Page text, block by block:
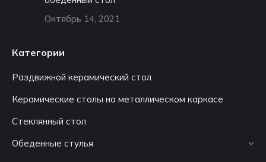
Октябрь 14, 2021
Категории
Раздвижной керамический стол
Керамические столы на металлическом каркасе
Стеклянный стол
Обеденные стулья